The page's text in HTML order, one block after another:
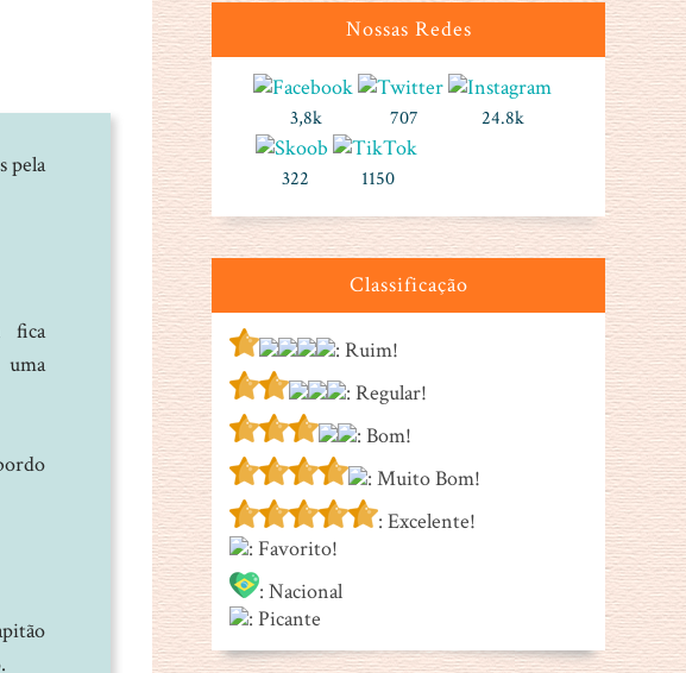
pela
fica
Nossas Redes
3,8k 707 24.8k
322 1150
Classificação
: Ruim!
: Regular!
: Bom!
: Muito Bom!
: Excelente!
: Favorito!
: Nacional
: Picante